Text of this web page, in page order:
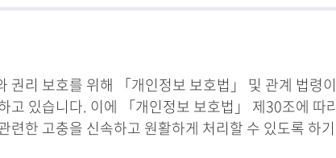
권리 보호를 위해 「개인정보 보호법」 및 관계 법령
고 있습니다. 이에 「개인정보 보호법」 제30조에 따
련한 고충을 신속하고 원활하게 처리할 수 있도록 하